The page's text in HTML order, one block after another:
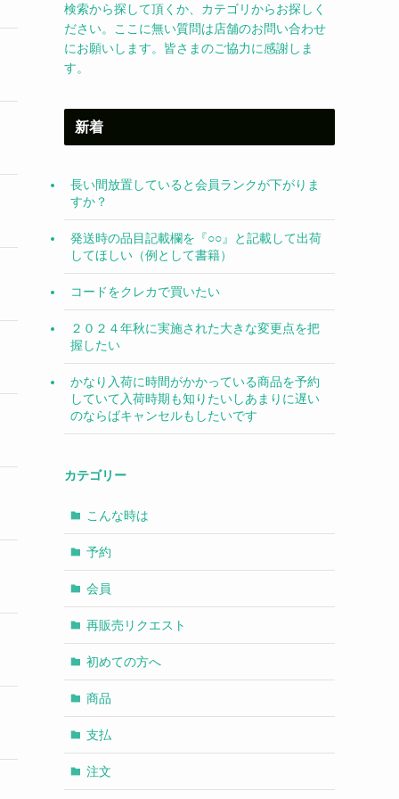
検索から探して頂くか、カテゴリからお探しく
ださい。ここに無い質問は店舗のお問い合わせ
にお願いします。皆さまのご協力に感謝しま
す。
新着
長い間放置していると会員ランクが下がりま
すか？
発送時の品目記載欄を『○○』と記載して出荷
してほしい（例として書籍）
コードをクレカで買いたい
２０２４年秋に実施された大きな変更点を把
握したい
かなり入荷に時間がかかっている商品を予約
していて入荷時期も知りたいしあまりに遅い
のならばキャンセルもしたいです
カテゴリー
こんな時は
予約
会員
再販売リクエスト
初めての方へ
商品
支払
注文